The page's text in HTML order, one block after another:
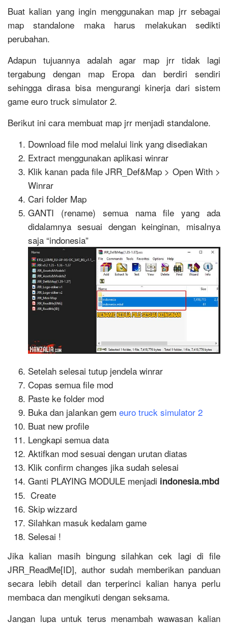
Buat kalian yang ingin menggunakan map jrr sebagai
map standalone maka harus melakukan sedikti
perubahan.
Adapun tujuannya adalah agar map jrr tidak lagi
tergabung dengan map Eropa dan berdiri sendiri
sehingga dirasa bisa mengurangi kinerja dari sistem
game euro truck simulator 2.
Berikut ini cara membuat map jrr menjadi standalone.
Download file mod melalui link yang disediakan
Extract menggunakan aplikasi winrar
Klik kanan pada file JRR_Def&Map > Open With >
Winrar
Cari folder Map
GANTI (rename) semua nama file yang ada
didalamnya sesuai dengan keinginan, misalnya
saja “indonesia”
Setelah selesai tutup jendela winrar
Copas semua file mod
Paste ke folder mod
Buka dan jalankan gem euro truck simulator 2
Buat new profile
Lengkapi semua data
Aktifkan mod sesuai dengan urutan diatas
Klik confirm changes jika sudah selesai
Ganti PLAYING MODULE menjadi indonesia.mbd
Create
Skip wizzard
Silahkan masuk kedalam game
Selesai !
Jika kalian masih bingung silahkan cek lagi di file
JRR_ReadMe[ID], author sudah memberikan panduan
secara lebih detail dan terperinci kalian hanya perlu
membaca dan mengikuti dengan seksama.
Jangan lupa untuk terus menambah wawasan kalian